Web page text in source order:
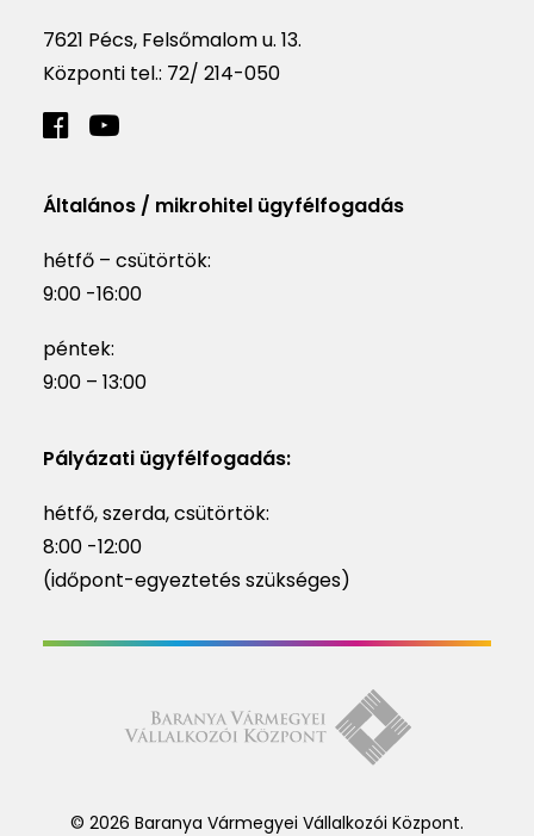
7621 Pécs, Felsőmalom u. 13.
Központi tel.: 72/ 214-050
Általános / mikrohitel ügyfélfogadás
hétfő – csütörtök:
9:00 -16:00
péntek:
9:00 – 13:00
Pályázati ügyfélfogadás:
hétfő, szerda, csütörtök:
8:00 -12:00
(időpont-egyeztetés szükséges)
© 2026 Baranya Vármegyei Vállalkozói Központ.